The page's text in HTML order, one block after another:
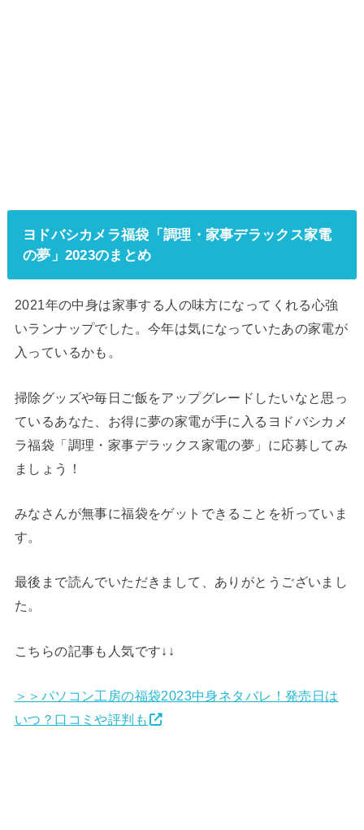
ヨドバシカメラ福袋「調理・家事デラックス家電
の夢」2023のまとめ
2021年の中身は家事する人の味方になってくれる心強
いランナップでした。今年は気になっていたあの家電が
入っているかも。
掃除グッズや毎日ご飯をアップグレードしたいなと思っ
ているあなた、お得に夢の家電が手に入るヨドバシカメ
ラ福袋「調理・家事デラックス家電の夢」に応募してみ
ましょう！
みなさんが無事に福袋をゲットできることを祈っていま
す。
最後まで読んでいただきまして、ありがとうございまし
た。
こちらの記事も人気です↓↓
＞＞パソコン工房の福袋2023中身ネタバレ！発売日は
いつ？口コミや評判も